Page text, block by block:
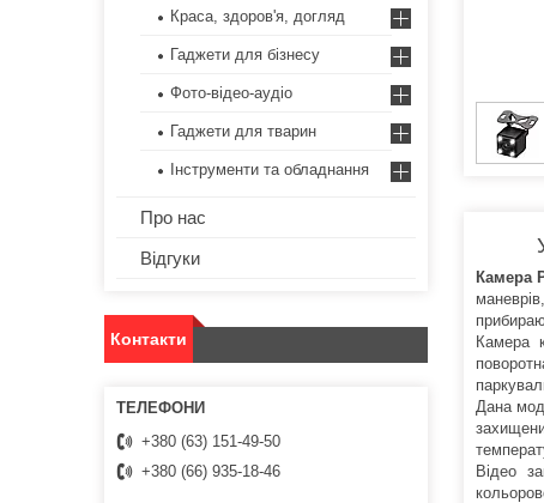
Камера
Камера
Дана
Відео
Краса, здоров'я, догляд
Гаджети для бізнесу
Фото-відео-аудіо
Гаджети для тварин
Інструменти та обладнання
Про нас
Відгуки
Контакти
+380 (63) 151-49-50
+380 (66) 935-18-46